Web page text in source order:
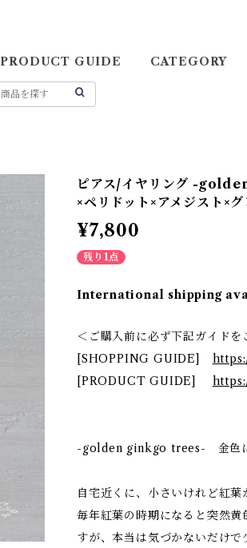
PRODUCT GUIDE CATEGORY
ピアス/イヤリング -
×ペリドット×アメジスト×
¥7,800
残り1点
International shipping
＜ご購入前に必ず下記ガイドを
[SHOPPING GUIDE]
[PRODUCT GUIDE]
-golden ginkgo trees- 金色
自宅近くに、小さいけれど紅葉
毎年紅葉の時期になると突然
すが、本当は気づかないだけ